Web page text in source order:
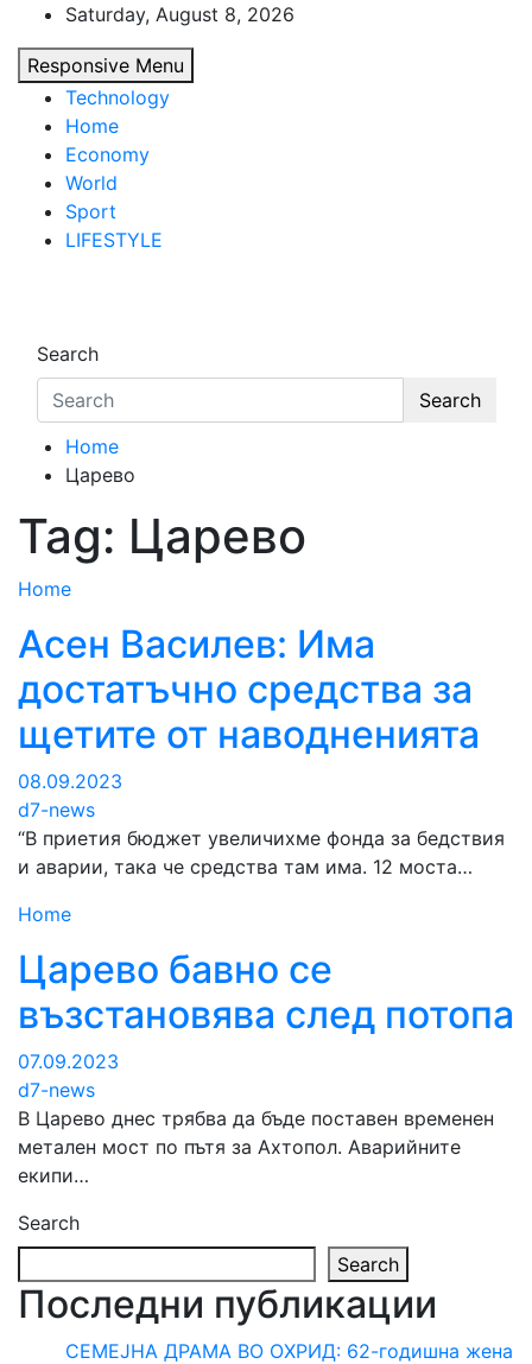
content
Saturday, August 8, 2026
Responsive Menu
Technology
Home
Economy
World
Sport
LIFESTYLE
Search
Search
Home
Царево
Tag: Царево
Home
Асен Василев: Има
достатъчно средства за
щетите от наводненията
08.09.2023
d7-news
“В приетия бюджет увеличихме фонда за бедствия
и аварии, така че средства там има. 12 моста…
Home
Царево бавно се
възстановява след потопа
07.09.2023
d7-news
В Царево днес трябва да бъде поставен временен
метален мост по пътя за Ахтопол. Аварийните
екипи…
Search
Search
Последни публикации
СЕМЕЈНА ДРАМА ВО ОХРИД: 62-годишна жена